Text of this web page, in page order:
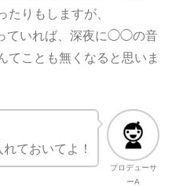
たりもしますが、
ていれば、深夜に◯◯の音
てことも無くなると思いま
プロデューサ
ーA
ておいてよ！